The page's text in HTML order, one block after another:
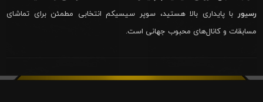
رسیور با پایداری بالا هستید، سوپر سیسیکم انتخابی مطمئن برای تماشای
مسابقات و کانال‌های محبوب جهانی است.